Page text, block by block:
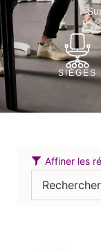
SIÈGES
Affiner les